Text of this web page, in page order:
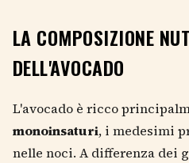
LA COMPOSIZIONE
DELL'AVOCADO
L'avocado è ricco
monoinsaturi, i medesimi
nelle noci. A differenza dei